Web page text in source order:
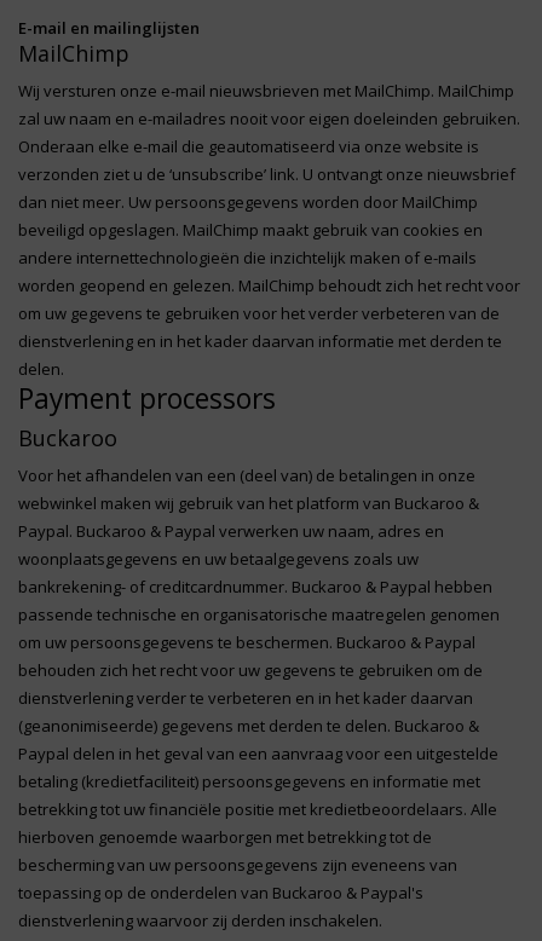
E-mail en mailinglijsten
MailChimp
Wij versturen onze e-mail nieuwsbrieven met MailChimp. MailChimp
zal uw naam en e-mailadres nooit voor eigen doeleinden gebruiken.
Onderaan elke e-mail die geautomatiseerd via onze website is
verzonden ziet u de ‘unsubscribe’ link. U ontvangt onze nieuwsbrief
dan niet meer. Uw persoonsgegevens worden door MailChimp
beveiligd opgeslagen. MailChimp maakt gebruik van cookies en
andere internettechnologieën die inzichtelijk maken of e-mails
worden geopend en gelezen. MailChimp behoudt zich het recht voor
om uw gegevens te gebruiken voor het verder verbeteren van de
dienstverlening en in het kader daarvan informatie met derden te
delen.
Payment processors
Buckaroo
Voor het afhandelen van een (deel van) de betalingen in onze
webwinkel maken wij gebruik van het platform van Buckaroo &
Paypal. Buckaroo & Paypal verwerken uw naam, adres en
woonplaatsgegevens en uw betaalgegevens zoals uw
bankrekening- of creditcardnummer. Buckaroo & Paypal hebben
passende technische en organisatorische maatregelen genomen
om uw persoonsgegevens te beschermen. Buckaroo & Paypal
behouden zich het recht voor uw gegevens te gebruiken om de
dienstverlening verder te verbeteren en in het kader daarvan
(geanonimiseerde) gegevens met derden te delen. Buckaroo &
Paypal delen in het geval van een aanvraag voor een uitgestelde
betaling (kredietfaciliteit) persoonsgegevens en informatie met
betrekking tot uw financiële positie met kredietbeoordelaars. Alle
hierboven genoemde waarborgen met betrekking tot de
bescherming van uw persoonsgegevens zijn eveneens van
toepassing op de onderdelen van Buckaroo & Paypal's
dienstverlening waarvoor zij derden inschakelen.